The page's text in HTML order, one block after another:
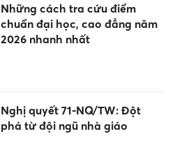
Những cách tra cứu điểm
chuẩn đại học, cao đẳng năm
2026 nhanh nhất
Nghị quyết 71-NQ/TW: Đột
phá từ đội ngũ nhà giáo